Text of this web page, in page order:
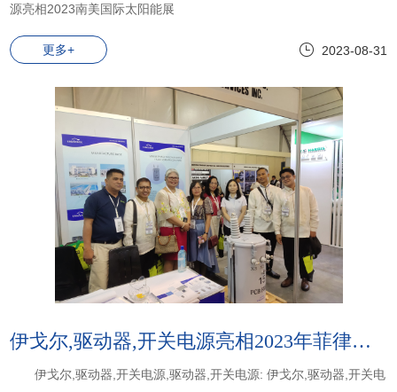
源亮相2023南美国际太阳能展
更多+ 2023-08-31
伊戈尔,驱动器,开关电源亮相2023年菲律宾国际电力行业展
伊戈尔,驱动器,开关电源,驱动器,开关电源: 伊戈尔,驱动器,开关电